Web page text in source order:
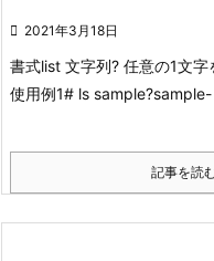
 2021年3月18日
書式list 文字列? 任意の1文字
使用例1# ls sample?
記事を読